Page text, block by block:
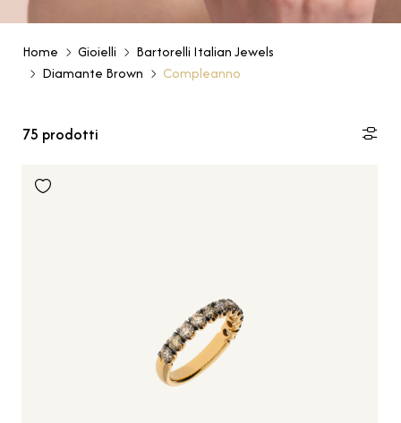
Home Gioielli
Bartorelli Italian Jewels
Diamante Brown
Compleanno
75 prodotti